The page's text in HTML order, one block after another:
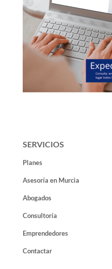
SERVICIOS
Planes
Asesoría en Murcia
Abogados
Consultoría
Emprendedores
Contactar